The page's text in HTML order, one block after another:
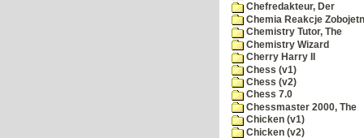
Chefredakteur, Der
Chemia Reakcje
Chemistry Tutor, The
Chemistry Wizard
Cherry Harry II
Chess (v1)
Chess (v2)
Chess 7.0
Chessmaster 2000, The
Chicken (v1)
Chicken (v2)